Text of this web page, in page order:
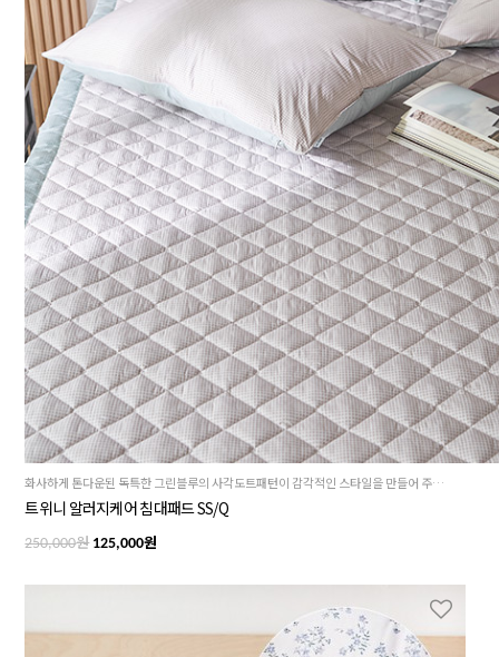
화사하게 톤다운된 독특한 그린블루의 사각도트패턴이 감각적인 스타일을 만들어 주는 트위니 침대패드 SS/Q
트위니 알러지케어 침대패드 SS/Q
250,000원125,000원